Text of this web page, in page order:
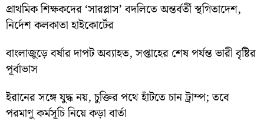
প্রাথমিক শিক্ষকদের ‘সারপ্লাস’ বদলিতে অন্তর্বর্তী স্থগিতাদেশ,
নির্দেশ কলকাতা হাইকোর্টের
বাংলাজুড়ে বর্ষার দাপট অব্যাহত, সপ্তাহের শেষ পর্যন্ত ভারী বৃষ্টির
পূর্বাভাস
ইরানের সঙ্গে যুদ্ধ নয়, চুক্তির পথে হাঁটতে চান ট্রাম্প; তবে
পরমাণু কর্মসূচি নিয়ে কড়া বার্তা